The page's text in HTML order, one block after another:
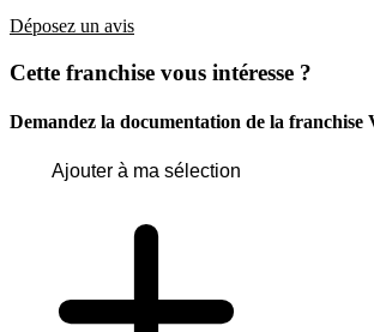
Déposez un avis
Cette franchise vous intéresse ?
Demandez la documentation de la franchise
Ajouter à ma sélection